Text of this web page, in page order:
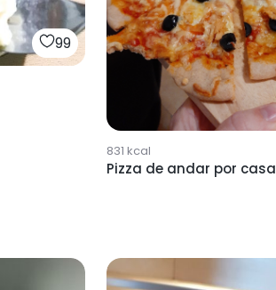
99
831 kcal
Pizza de andar por casa